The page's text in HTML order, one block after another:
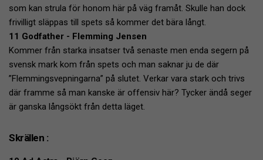
som kan strula för honom här på väg framåt. Skulle han dock
frivilligt släppas till spets så kommer det bära långt.
11 Godfather - Flemming Jensen
Kommer från starka insatser två senaste men enda segern på
svensk mark kom från spets och man saknar ju de där
”Flemmingsvepningarna” på slutet. Verkar vara stark och trivs
där framme så man kanske är offensiv här? Tycker ändå seger
är ganska långsökt från detta läget.
Skrällen :